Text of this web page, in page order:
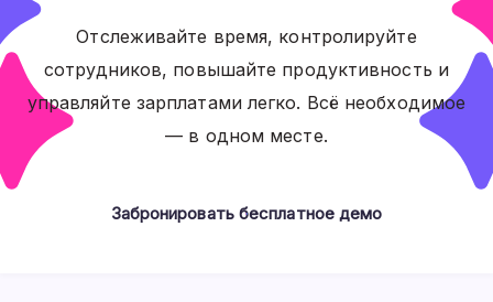
Отслеживайте время, контролируйте
сотрудников, повышайте продуктивность и
управляйте зарплатами легко. Всё необходимое
— в одном месте.
Забронировать бесплатное демо